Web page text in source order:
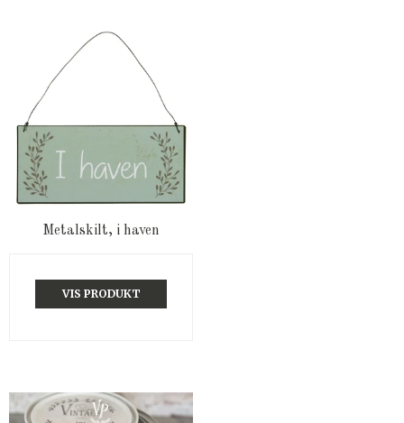
Metalskilt, i haven
VIS PRODUKT